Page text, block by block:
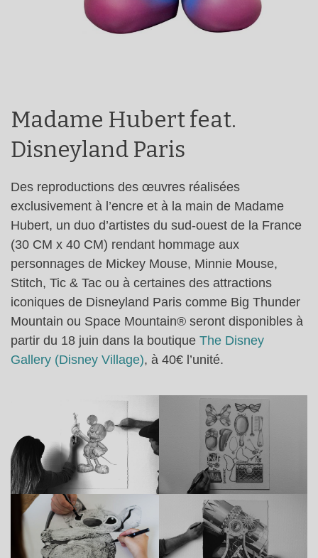
Madame Hubert feat.
Disneyland Paris
Des reproductions des œuvres réalisées
exclusivement à l’encre et à la main de Madame
Hubert, un duo d’artistes du sud-ouest de la France
(30 CM x 40 CM) rendant hommage aux
personnages de Mickey Mouse, Minnie Mouse,
Stitch, Tic & Tac ou à certaines des attractions
iconiques de Disneyland Paris comme Big Thunder
Mountain ou Space Mountain® seront disponibles à
partir du 18 juin dans la boutique The Disney
Gallery (Disney Village), à 40€ l’unité.